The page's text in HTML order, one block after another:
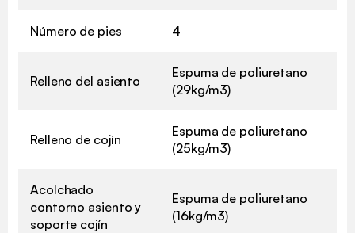
Número de pies 4
Relleno del asiento
Espuma de poliuretano
(29kg/m3)
Relleno de cojín
Espuma de poliuretano
(25kg/m3)
Acolchado
contorno asiento y
soporte cojín
Espuma de poliuretano
(16kg/m3)